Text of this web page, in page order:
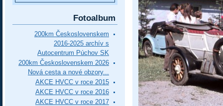
Fotoalbum
200km Československem
2016-2025 archív s
Autocentrum Púchov SK
200km Československem 2026
Nová cesta a nové obzory...
AKCE HVCC v roce 2015
AKCE HVCC v roce 2016
AKCE HVCC v roce 2017